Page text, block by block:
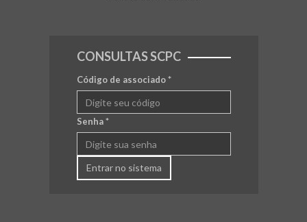
CONSULTAS SCPC
Código de associado*
Senha*
Entrar no sistema